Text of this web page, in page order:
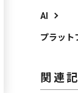
AI
プラット
関連